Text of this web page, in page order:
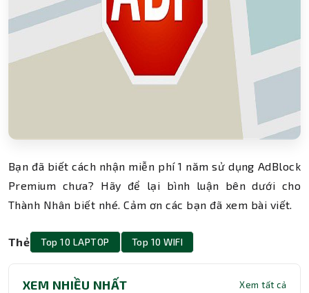
Bạn đã biết cách nhận miễn phí 1 năm sử dụng AdBlock
Premium chưa? Hãy để lại bình luận bên dưới cho
Thành Nhân biết nhé. Cảm ơn các bạn đã xem bài viết.
Thẻ Top 10 LAPTOP Top 10 WIFI
XEM NHIỀU NHẤT Xem tất cả